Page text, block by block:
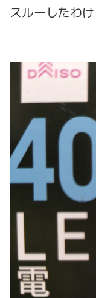
スルーしたわ